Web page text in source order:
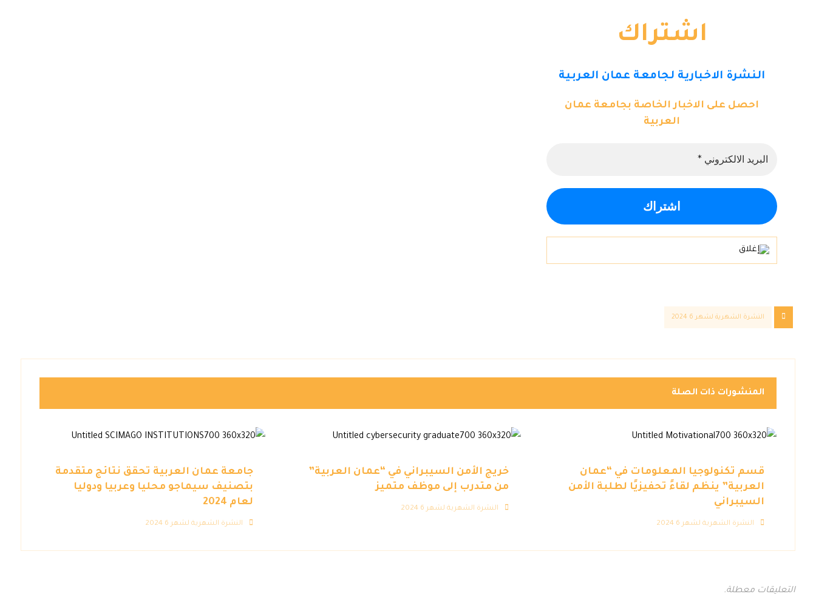
اشتراك
النشرة الاخبارية لجامعة عمان العربية
احصل على الاخبار الخاصة بجامعة عمان
العربية
النشرة الشهرية لشهر 6 2024
المنشورات ذات الصلة
قسم تكنولوجيا المعلومات في “عمان
العربية” ينظم لقاءً تحفيزيًا لطلبة الأمن
السيبراني
النشرة الشهرية لشهر 6 2024
خريج الأمن السيبراني في “عمان العربية”
من متدرب إلى موظف متميز
النشرة الشهرية لشهر 6 2024
جامعة عمان العربية تحقق نتائج متقدمة
بتصنيف سيماجو محليا وعربيا ودوليا
لعام 2024
النشرة الشهرية لشهر 6 2024
التعليقات معطلة.